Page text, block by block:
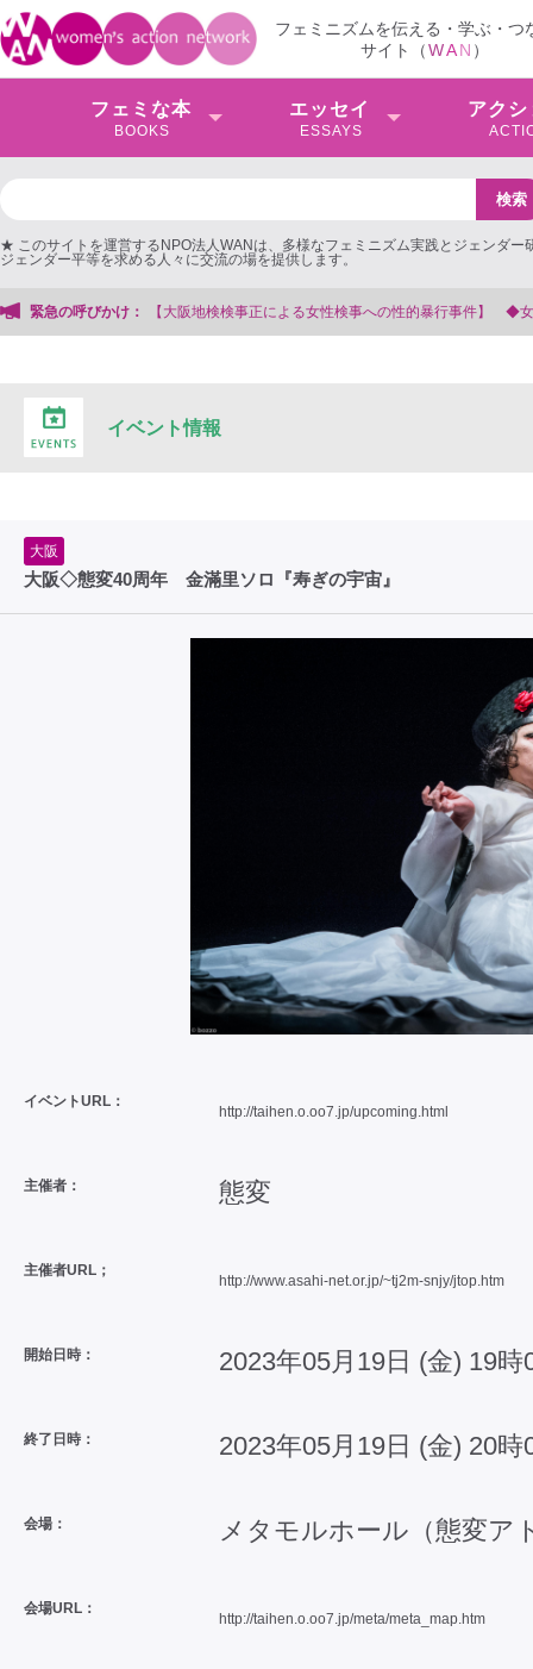
フェミニズムを伝える・学ぶ・つ
サイト（WAN ）
フェミな本
BOOKS
エッセイ
ESSAYS
アクシ
★ このサイトを運営するNPO法人WANは、多様なフェミニズム実践とジェンダー
ジェンダー平等を求める人々に交流の場を提供します。
緊急の呼びかけ：
正による女性検事への性的暴行事件】 ◆女性検事を支援する会事務局
イベント情報
大阪
大阪◇態変40周年 金滿里ソロ『寿ぎの宇宙』
イベントURL：
http://taihen.o.oo7.jp/upcoming.html
主催者： 態変
主催者URL；
http://www.asahi-net.or.jp/~tj2m-snjy/jtop.htm
開始日時： 2023年05月19日 (金) 19時
終了日時： 2023年05月19日 (金) 20時
会場： メタモルホール（態変ア
会場URL：
http://taihen.o.oo7.jp/meta/meta_map.htm